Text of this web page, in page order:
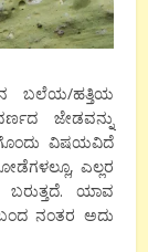
ಬಲೆಯ/ಹತ್ತಿಯ
ಜೇಡವನ್ನು
ವಿಷಯವಿದೆ
ಎಲ್ಲರ
ಬರುತ್ತದೆ. ಯಾವ
ನಂತರ ಅದು